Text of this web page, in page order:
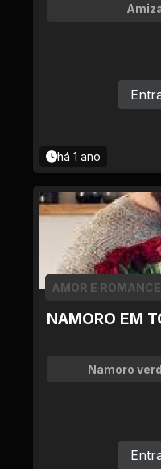
há 1 ano
NAMORO EM
AMOR E ROMANCE
Namoro